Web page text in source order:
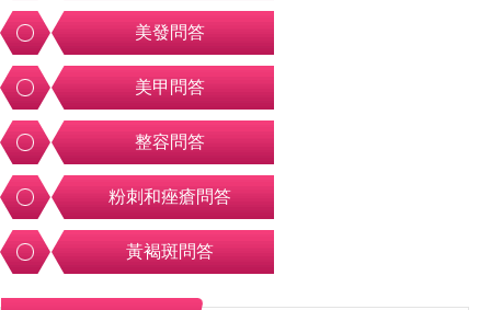
美發問答
美甲問答
整容問答
粉刺和痤瘡問答
黃褐斑問答